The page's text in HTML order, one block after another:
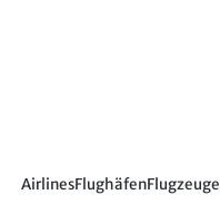
AirlinesFlughäfenFlugzeuge